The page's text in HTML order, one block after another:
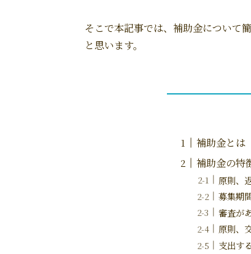
そこで本記事では、補助金について
と思います。
補助金とは
補助金の特
原則、
募集期
審査が
原則、
支出す